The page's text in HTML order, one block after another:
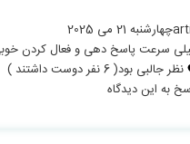
چهارشنبه 21 می 2025
سرعت پاسخ دهی و فعال کردن
نظر جالبی بود(
6نفر دوست داشتند )
به این دیدگاه